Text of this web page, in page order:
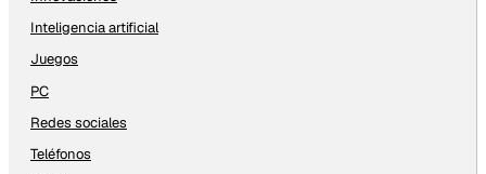
Inteligencia artificial
Juegos
PC
Redes sociales
Teléfonos